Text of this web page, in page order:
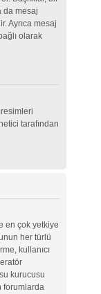
da mesaj
Ayrıca mesaj
olarak
tarafından
en çok yetkiye
her türlü
kullanıcı
kurucusu
forumlarda